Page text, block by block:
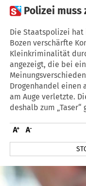
 Polizei muss
Die Staatspolizei hat
Bozen verschärfte
Kleinkriminalität
angezeigt, die bei
Drogenhandel einen
am Auge verletzte.
deshalb zum „Taser“